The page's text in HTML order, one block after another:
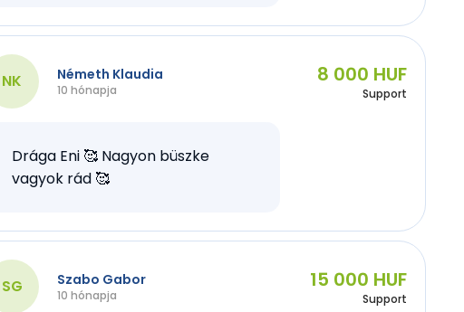
NK Németh Klaudia
10 hónapja
8 000 HUF
Support
Drága Eni 🥰 Nagyon büszke
vagyok rád 🥰
SG Szabo Gabor
10 hónapja
15 000 HUF
Support